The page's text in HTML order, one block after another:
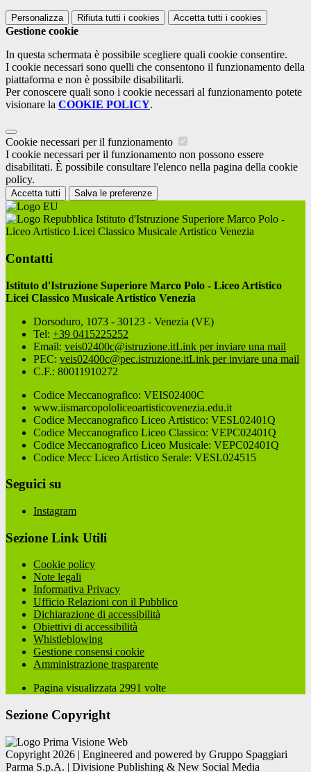
Personalizza Rifiuta tutti i cookies Accetta tutti i cookies
Gestione cookie
In questa schermata è possibile scegliere quali cookie consentire.
I cookie necessari sono quelli che consentono il funzionamento della
piattaforma e non è possibile disabilitarli.
Per conoscere quali sono i cookie necessari al funzionamento potete
visionare la COOKIE POLICY.
Cookie necessari per il funzionamento
I cookie necessari per il funzionamento non possono essere
disabilitati. È possibile consultare l'elenco nella pagina della cookie
policy.
Accetta tutti Salva le preferenze
Istituto d'Istruzione Superiore Marco Polo -
Liceo Artistico Licei Classico Musicale Artistico Venezia
Contatti
Istituto d'Istruzione Superiore Marco Polo - Liceo Artistico
Licei Classico Musicale Artistico Venezia
Dorsoduro, 1073 - 30123 - Venezia (VE)
Tel: +39 0415225252
Email: veis02400c@istruzione.itLink per inviare una mail
PEC: veis02400c@pec.istruzione.itLink per inviare una mail
C.F.: 80011910272
Codice Meccanografico: VEIS02400C
www.iismarcopololiceoartisticovenezia.edu.it
Codice Meccanografico Liceo Artistico: VESL02401Q
Codice Meccanografico Liceo Classico: VEPC02401Q
Codice Meccanografico Liceo Musicale: VEPC02401Q
Codice Mecc Liceo Artistico Serale: VESL024515
Seguici su
Instagram
Sezione Link Utili
Cookie policy
Note legali
Informativa Privacy
Ufficio Relazioni con il Pubblico
Dichiarazione di accessibilità
Obiettivi di accessibilità
Whistleblowing
Gestione consensi cookie
Amministrazione trasparente
Pagina visualizzata 2991 volte
Sezione Copyright
Copyright 2026 | Engineered and powered by Gruppo Spaggiari
Parma S.p.A. | Divisione Publishing & New Social Media